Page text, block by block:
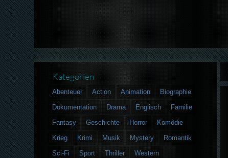
Kategorien
Abenteuer Action Animation
Biographie
Dokumentation
Drama Englisch
Familie
Fantasy
Geschichte Horror
Komödie
Krieg
Krimi Musik Mystery
Romantik
Sci-Fi
Sport Thriller
Western